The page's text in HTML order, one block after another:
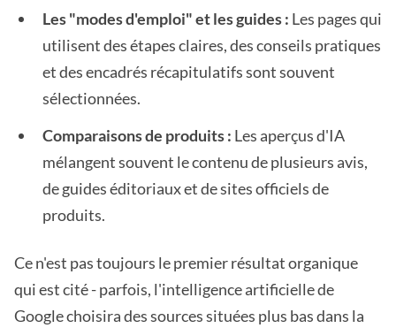
Les "modes d'emploi" et les guides : Les pages qui
utilisent des étapes claires, des conseils pratiques
et des encadrés récapitulatifs sont souvent
sélectionnées.
Comparaisons de produits : Les aperçus d'IA
mélangent souvent le contenu de plusieurs avis,
de guides éditoriaux et de sites officiels de
produits.
Ce n'est pas toujours le premier résultat organique
qui est cité - parfois, l'intelligence artificielle de
Google choisira des sources situées plus bas dans la